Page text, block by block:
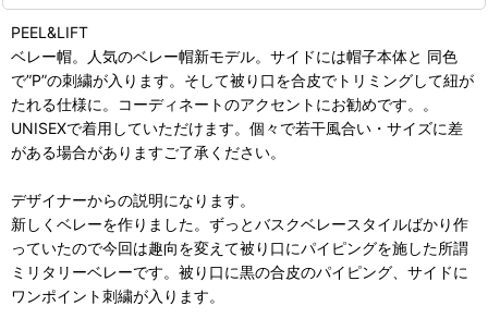
PEEL&LIFT
ベレー帽。人気のベレー帽新モデル。サイドには帽子本体と 同色
で”P”の刺繍が入ります。そして被り口を合皮でトリミングして紐が
たれる仕様に。コーディネートのアクセントにお勧めです。。
UNISEXで着用していただけます。個々で若干風合い・サイズに差
がある場合がありますご了承ください。
デザイナーからの説明になります。
新しくベレーを作りました。ずっとバスクベレースタイルばかり作
っていたので今回は趣向を変えて被り口にパイピングを施した所謂
ミリタリーベレーです。被り口に黒の合皮のパイピング、サイドに
ワンポイント刺繍が入ります。